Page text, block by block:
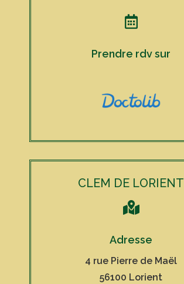

Prendre rdv sur
CLEM DE LORIENT

Adresse
4 rue Pierre de Maël
56100 Lorient